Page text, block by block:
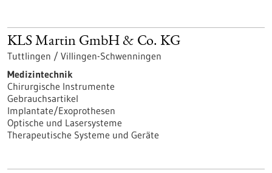
KLS Martin GmbH & Co. KG
Tuttlingen / Villingen-Schwenningen
Medizintechnik
Chirurgische Instrumente
Gebrauchsartikel
Implantate/Exoprothesen
Optische und Lasersysteme
Therapeutische Systeme und Geräte